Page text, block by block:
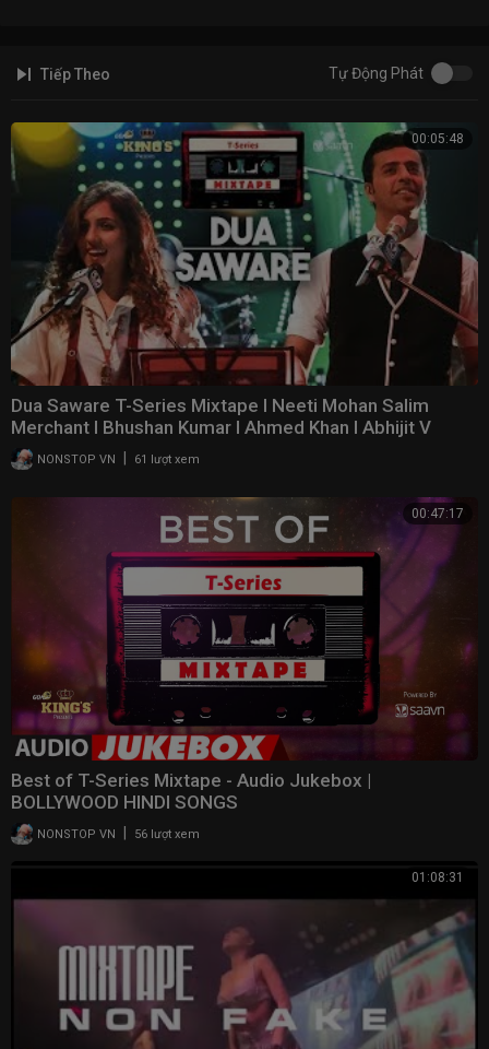
Tiếp Theo Tự Động Phát
00:05:48
Dua Saware T-Series Mixtape l Neeti Mohan Salim
Merchant l Bhushan Kumar l Ahmed Khan l Abhijit V
NONSTOP VN 61 lượt xem
00:47:17
Best of T-Series Mixtape - Audio Jukebox |
BOLLYWOOD HINDI SONGS
NONSTOP VN 56 lượt xem
01:08:31